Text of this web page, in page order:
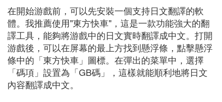
在開始游戲前，可以先安裝一個支持日文翻譯的軟
體。我推薦使用"東方快車"，這是一款功能強大的翻
譯工具，能夠將游戲中的日文實時翻譯成中文。打開
游戲後，可以在屏幕的最上方找到懸浮條，點擊懸浮
條中的「東方快車」圖標。在彈出的菜單中，選擇
「碼項」設置為「GB碼」，這樣就能順利地將日文
內容翻譯成中文。